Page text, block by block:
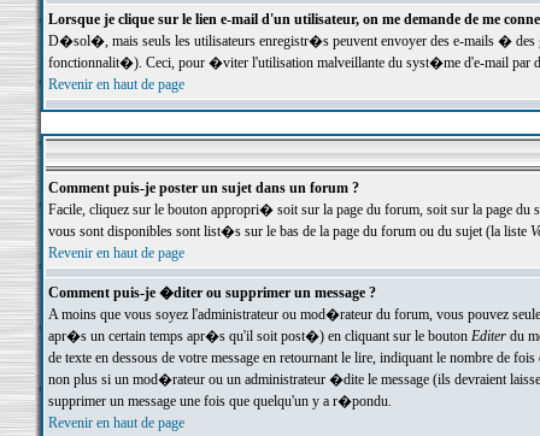
Lorsque je clique sur le lien e-mail d'un utilisateur, on me demande de me
D�sol�, mais seuls les utilisateurs enregistr�s peuvent envoyer des e-mails �
fonctionnalit�). Ceci, pour �viter l'utilisation malveillante du syst�me d'e-mail par
Revenir en haut de page
Comment puis-je poster un sujet dans un forum ?
Facile, cliquez sur le bouton appropri� soit sur la page du forum, soit sur la page du
vous sont disponibles sont list�s sur le bas de la page du forum ou du sujet (la liste
Revenir en haut de page
Comment puis-je �diter ou supprimer un message ?
A moins que vous soyez l'administrateur ou mod�rateur du forum, vous pouvez
apr�s un certain temps apr�s qu'il soit post�) en cliquant sur le bouton Editerdu
de texte en dessous de votre message en retournant le lire, indiquant le nombre
non plus si un mod�rateur ou un administrateur �dite le message (ils devraient
supprimer un message une fois que quelqu'un y a r�pondu.
Revenir en haut de page